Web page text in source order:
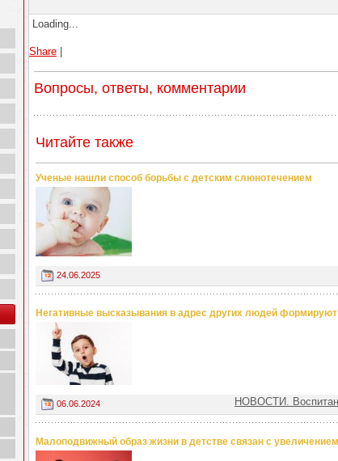
Loading...
Share
Вопросы, ответы, комментарии
Читайте также
Ученые нашли способ борьбы с детским слюнотечением
24.06.2025
Негативные высказывания в адрес других людей формируют
06.06.2024 НОВОСТИ.
Малоподвижный образ жизни в детстве связан с